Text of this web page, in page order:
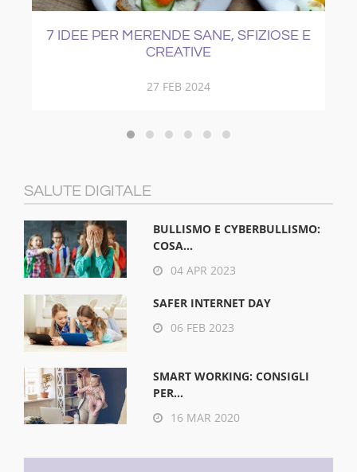
7 IDEE PER MERENDE SANE, SFIZIOSE E
CREATIVE
27 FEB 2024
SALUTE DIGITALE
BULLISMO E CYBERBULLISMO:
COSA...
04 APR 2023
SAFER INTERNET DAY
06 FEB 2023
SMART WORKING: CONSIGLI
PER...
16 MAR 2020